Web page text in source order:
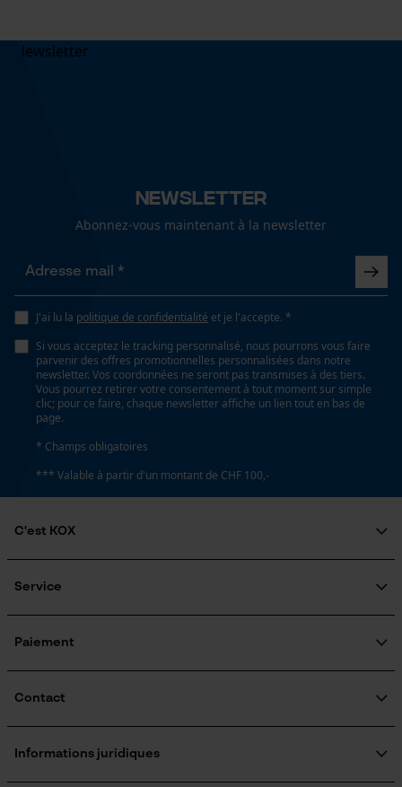
Newsletter
Abonnez-vous maintenant à la newsletter
J'ai lu la politique de confidentialité et je l'accepte. *
Si vous acceptez le tracking personnalisé, nous pourrons vous faire
parvenir des offres promotionnelles personnalisées dans notre
newsletter. Vos coordonnées ne seront pas transmises à des tiers.
Vous pourrez retirer votre consentement à tout moment sur simple
clic; pour ce faire, chaque newsletter affiche un lien tout en bas de
page.
* Champs obligatoires
*** Valable à partir d'un montant de CHF 100,-
C'est KOX
Engagement social
Inscription à la newsletter
Service
Traitement des retours
Paiement
Contact
Formulaire de commande
Informations juridiques